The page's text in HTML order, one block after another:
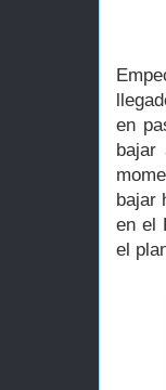
en
bajar
bajar
en el
el